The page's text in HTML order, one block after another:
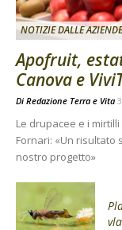
NOTIZIE DALLE AZIENDE
Apofruit,
Canova e
Di Redazione Terra e Vita
Le drupacee e i
Fornari: «Un
nostro progetto»